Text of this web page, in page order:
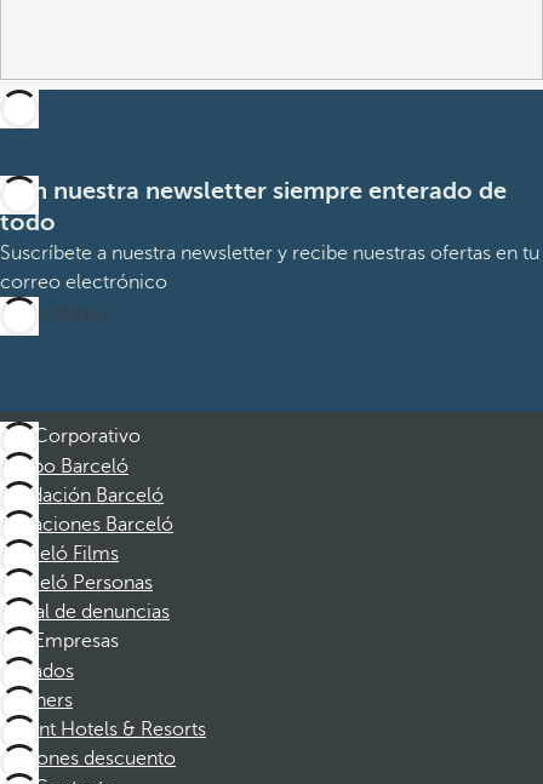
Con nuestra newsletter siempre enterado de
todo
Suscríbete a nuestra newsletter y recibe nuestras ofertas en tu
correo electrónico
Suscribirme
Corporativo
Grupo Barceló
Fundación Barceló
Vacaciones Barceló
Barceló Films
Barceló Personas
Canal de denuncias
Empresas
Afiliados
Partners
Dorint Hotels & Resorts
Cupones descuento